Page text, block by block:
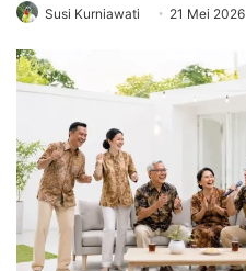
Susi Kurniawati 21 Mei 2026